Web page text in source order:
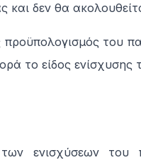
και δεν θα
προϋπολογισμός του
το είδος ενίσχυσης
των ενισχύσεων του